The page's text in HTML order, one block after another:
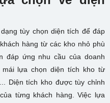
tùy chọn diện tích để đáp
hàng từ các kho nhỏ phù
đáp ứng nhu cầu của doanh
mái lựa chọn diện tích kho từ
Diện tích kho được tùy chỉnh
từng khách hàng. Việc lựa